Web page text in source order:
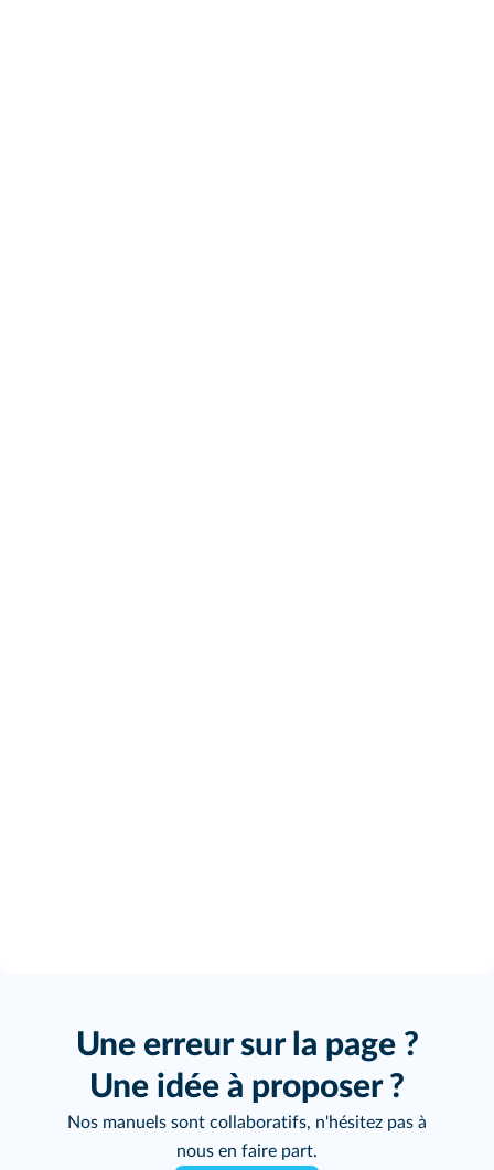
Une erreur sur la page ?
Une idée à proposer ?
Nos manuels sont collaboratifs, n'hésitez pas à
nous en faire part.